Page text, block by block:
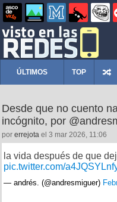
ÚLTIMOS TOP
Desde que no cuento
incógnito, por
por errejota el 3 mar 2026, 11:06
la vida después de que
pic.twitter.com/
— andrés. (@andresmiguer)